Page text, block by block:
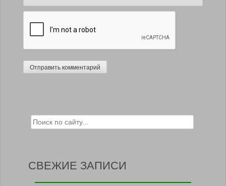
Search for:
СВЕЖИЕ ЗАПИСИ